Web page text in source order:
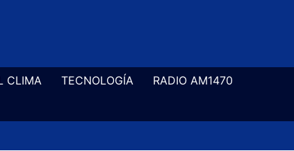
CLIMA TECNOLOGÍA
RADIO AM1470